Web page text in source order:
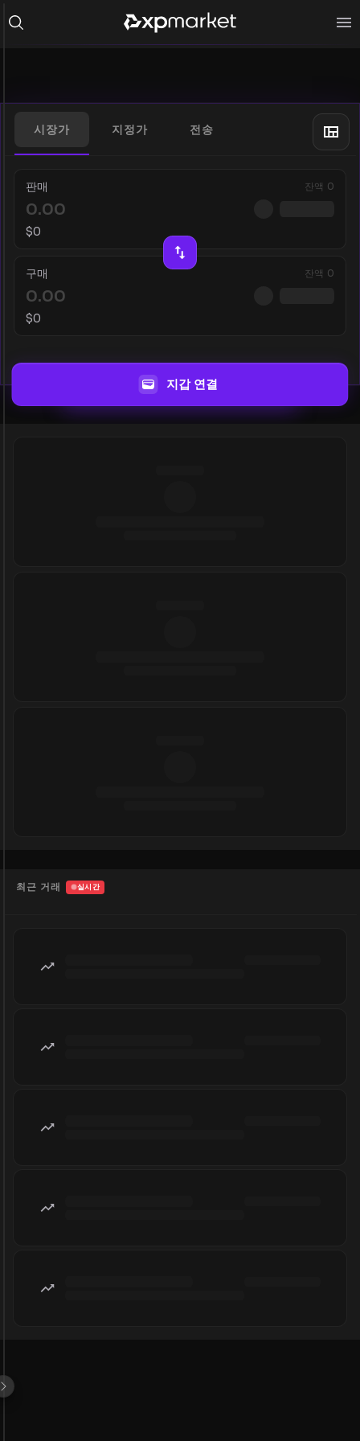
시장가 지정가 전송
판매 잔액 0
$0
구매 잔액 0
$0
지갑 연결
최근 거래 실시간